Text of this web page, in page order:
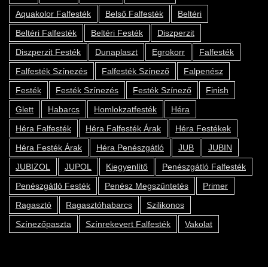
Aquakolor Falfesték
Belső Falfesték
Beltéri
Beltéri Falfesték
Beltéri Festék
Diszperzit
Diszperzit Festék
Dunaplaszt Egrokorr
Falfesték
Falfesték Színezés
Falfesték Színező
Falpenész
Festék
Festék Színezés Festék Színező
Finish
Glett
Habarcs Homlokzatfesték
Héra
Héra Falfesték
Héra Falfesték Árak
Héra Festékek
Héra Festék Árak
Héra Penészgátló JUB
JUBIN
JUBIZOL
JUPOL Kiegyenlítő
Penészgátló Falfesték
Penészgátló Festék
Penész Megszűntetés
Primer
Ragasztó
Ragasztóhabarcs
Szilikonos
Színezőpaszta
Színrekevert Falfesték Vakolat